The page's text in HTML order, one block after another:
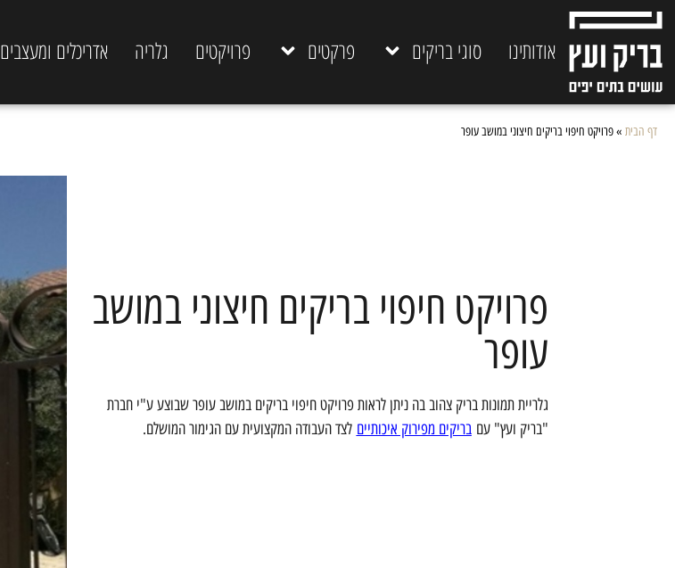
אודותינו סוגי בריקים פרקטים פרויקטים גלריה אדריכלים ומעצבים
דף הבית »פרויקט חיפוי בריקים חיצוני במושב עופר
פרויקט חיפוי בריקים חיצוני במושב
עופר
גלריית תמונות בריק צהוב בה ניתן לראות פרויקט חיפוי בריקים במושב עופר שבוצע ע"י חברת
"בריק ועץ" עםבריקים מפירוק איכותיים לצד העבודה המקצועית עם הגימור המושלם.